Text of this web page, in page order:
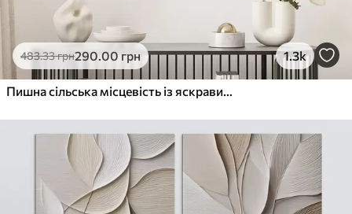
483.33грн290.00 грн 1.3k
Пишна сільська місцевість із яскравим лугом диких квітів, наповненим різнокольоровими квітами під хмарним небом